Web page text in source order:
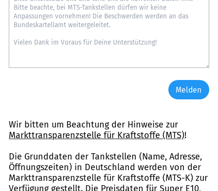
Melden
Wir bitten um Beachtung der Hinweise zur
Markttransparenzstelle für Kraftstoffe (MTS)!
Die Grunddaten der Tankstellen (Name, Adresse,
Öffnungszeiten) in Deutschland werden von der
Markttransparenzstelle für Kraftstoffe (MTS-K) zur
Verfügung gestellt. Die Preisdaten für Super E10,